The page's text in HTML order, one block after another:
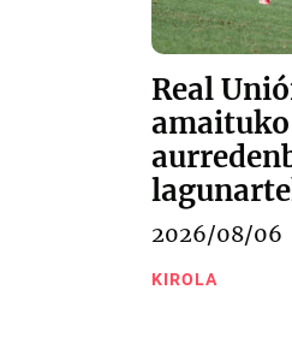
Real
2026/08/06
KIROLA